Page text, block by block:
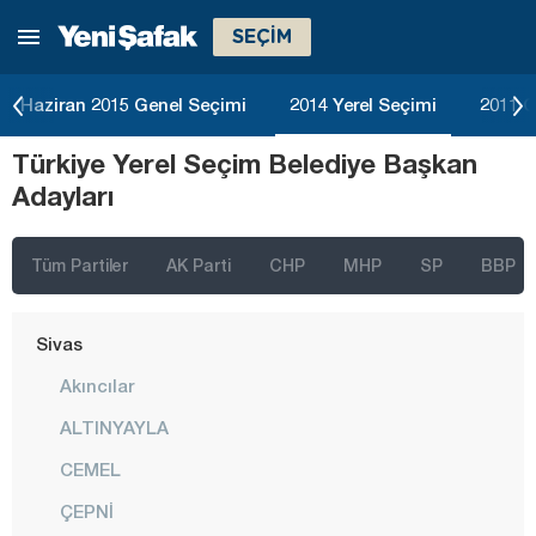
SEÇİM
Haziran 2015 Genel Seçimi 2014 Yerel Seçimi 2011
Türkiye Yerel Seçim Belediye Başkan
Adayları
Tüm Partiler AK Parti CHP MHP SP BBP
Ordu
Sakarya
Samsun
Sinop
Sivas
Akıncılar
ALTINYAYLA
CEMEL
ÇEPNİ